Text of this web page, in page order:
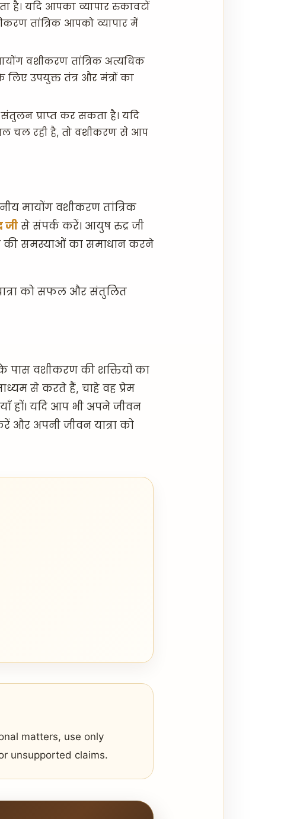
है। यदि आपका व्यापार रुकावटों
तांत्रिक आपको व्यापार में
वशीकरण तांत्रिक अत्यधिक
लिए उपयुक्त तंत्र और मंत्रों का
प्राप्त कर सकता है। यदि
चल रही है, तो वशीकरण से आप
मायोंग वशीकरण तांत्रिक
जी से संपर्क करें। आयुष रुद्र जी
की समस्याओं का समाधान करने
को सफल और संतुलित
पास वशीकरण की शक्तियों का
से करते हैं, चाहे वह प्रेम
हों। यदि आप भी अपने जीवन
और अपनी जीवन यात्रा को
matters, use only
unsupported claims.